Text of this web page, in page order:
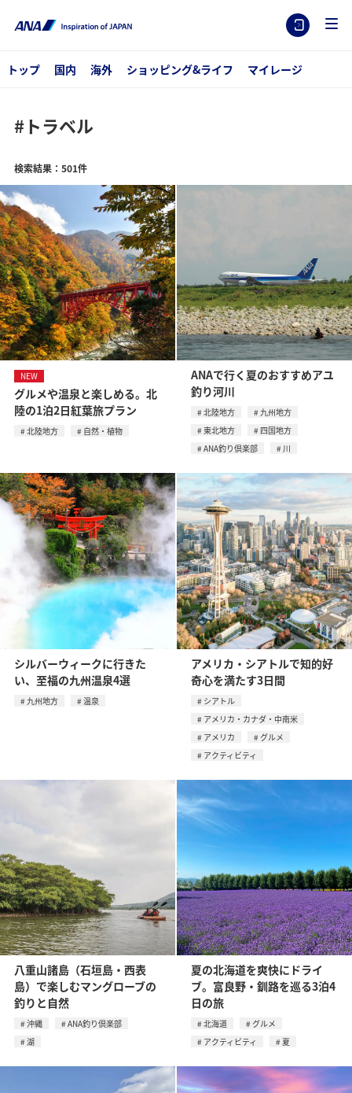
トップ 国内 海外 ショッピング&ライフ マイレージ
#トラベル
検索結果：501件
NEW
グルメや温泉と楽しめる。北
陸の1泊2日紅葉旅プラン
北陸地方 自然・植物
ANAで行く夏のおすすめアユ
釣り河川
北陸地方
九州地方
東北地方
四国地方
ANA釣り倶楽部
川
シルバーウィークに行きた
い、至福の九州温泉4選
九州地方 温泉
アメリカ・シアトルで知的好
奇心を満たす3日間
シアトル
アメリカ・カナダ・中南米
アメリカ
グルメ
アクティビティ
八重山諸島（石垣島・西表
島）で楽しむマングローブの
釣りと自然
沖縄
ANA釣り倶楽部
湖
夏の北海道を爽快にドライ
ブ。富良野・釧路を巡る3泊4
日の旅
北海道
グルメ
アクティビティ
夏